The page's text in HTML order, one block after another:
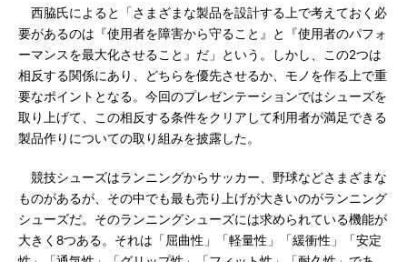
西脇氏によると「さまざまな製品を設計する上で考えておく必
要があるのは『使用者を障害から守ること』と『使用者のパフォ
ーマンスを最大化させること』だ」という。しかし、この2つは
相反する関係にあり、どちらを優先させるか、モノを作る上で重
要なポイントとなる。今回のプレゼンテーションではシューズを
取り上げて、この相反する条件をクリアして利用者が満足できる
製品作りについての取り組みを披露した。
競技シューズはランニングからサッカー、野球などさまざまな
ものがあるが、その中でも最も売り上げが大きいのがランニング
シューズだ。そのランニングシューズには求められている機能が
大きく8つある。それは「屈曲性」「軽量性」「緩衝性」「安定